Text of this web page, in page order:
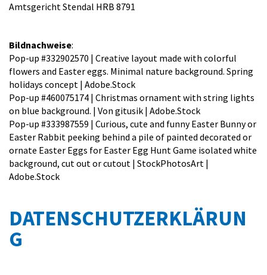
Amtsgericht Stendal HRB 8791
Bildnachweise:
Pop-up #332902570 | Creative layout made with colorful
flowers and Easter eggs. Minimal nature background. Spring
holidays concept | Adobe.Stock
Pop-up #460075174 | Christmas ornament with string lights
on blue background. | Von gitusik | Adobe.Stock
Pop-up #333987559 | Curious, cute and funny Easter Bunny or
Easter Rabbit peeking behind a pile of painted decorated or
ornate Easter Eggs for Easter Egg Hunt Game isolated white
background, cut out or cutout | StockPhotosArt |
Adobe.Stock
DATENSCHUTZERKLÄRUN
G